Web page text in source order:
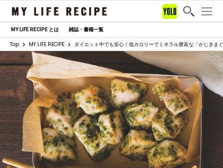
MY LIFE RECIPE とは 雑誌・書籍一覧
Top MY LIFE RECIPE ダイエット中でも安心！低カロリーでミネラル豊富な「かじきま